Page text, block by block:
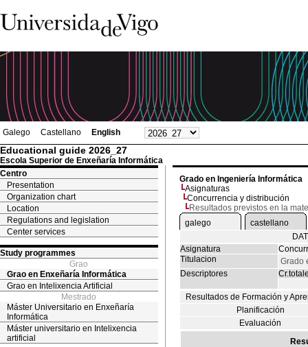
Galego Castellano English
Educational guide 2026_27
Escola Superior de Enxeñaría Informática
Centro
Presentation
Organization chart
Location
Regulations and legislation
Center services
Study programmes
Grao
Grao en Enxeñaría Informática
Grao en Intelixencia Artificial
Mestrado
Máster Universitario en Enxeñaría
Informática
Máster universitario en Intelixencia
artificial
Grado en Ingeniería Informática
Asignaturas
Concurrencia y distribución
Resultados previstos en la
galego
castellano
Asignatura
Titulacion
Grado
Descriptores
Resultados de Formación y
Planificación
Evaluación